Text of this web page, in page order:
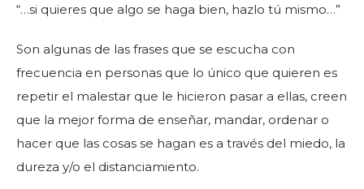
“…si quieres que algo se haga bien, hazlo tú mismo…”
Son algunas de las frases que se escucha con
frecuencia en personas que lo único que quieren es
repetir el malestar que le hicieron pasar a ellas, creen
que la mejor forma de enseñar, mandar, ordenar o
hacer que las cosas se hagan es a través del miedo, la
dureza y/o el distanciamiento.